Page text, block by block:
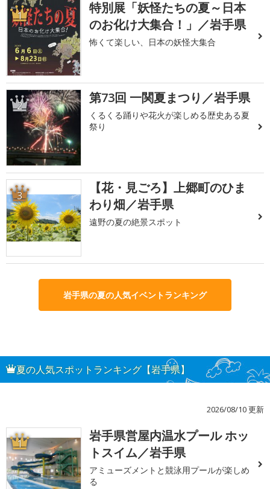
1
特別展「妖怪たちの夏～日本
のお化け大集合！」／岩手県
怖くて楽しい、日本の妖怪大集合
2 第73回 一関夏まつり／岩手県
くるくる踊りや花火が楽しめる歴史ある夏
祭り
3
【花・見ごろ】上郷町のひま
わり畑／岩手県
遠野の夏の絶景スポット
岩手県の夏の人気イベントランキング
夏の人気スポットランキング【岩手県】
2026/08/10 更新
1
岩手県営屋内温水プール ホッ
トスイム／岩手県
アミューズメントと競泳用プールが楽しめ
る